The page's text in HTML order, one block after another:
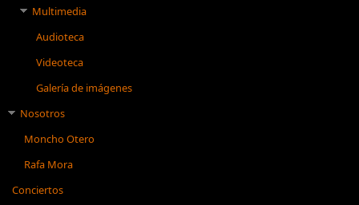
Multimedia
Audioteca
Videoteca
Galería de imágenes
Nosotros
Moncho Otero
Rafa Mora
Conciertos